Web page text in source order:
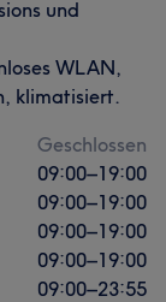
und
WLAN,
klimatisiert.
Geschlossen
09:00–19:00
09:00–19:00
09:00–19:00
09:00–19:00
09:00–23:55